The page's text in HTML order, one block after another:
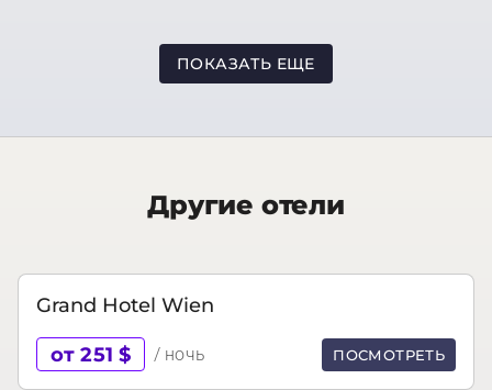
ПОКАЗАТЬ ЕЩЕ
Другие отели
Grand Hotel Wien
от 251 $ / ночь ПОСМОТРЕТЬ